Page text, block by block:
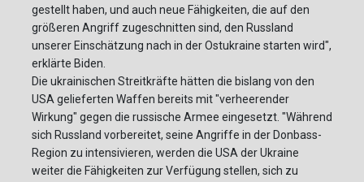
gestellt haben, und auch neue Fähigkeiten, die auf den
größeren Angriff zugeschnitten sind, den Russland
unserer Einschätzung nach in der Ostukraine starten wird",
erklärte Biden.
Die ukrainischen Streitkräfte hätten die bislang von den
USA gelieferten Waffen bereits mit "verheerender
Wirkung" gegen die russische Armee eingesetzt. "Während
sich Russland vorbereitet, seine Angriffe in der Donbass-
Region zu intensivieren, werden die USA der Ukraine
weiter die Fähigkeiten zur Verfügung stellen, sich zu